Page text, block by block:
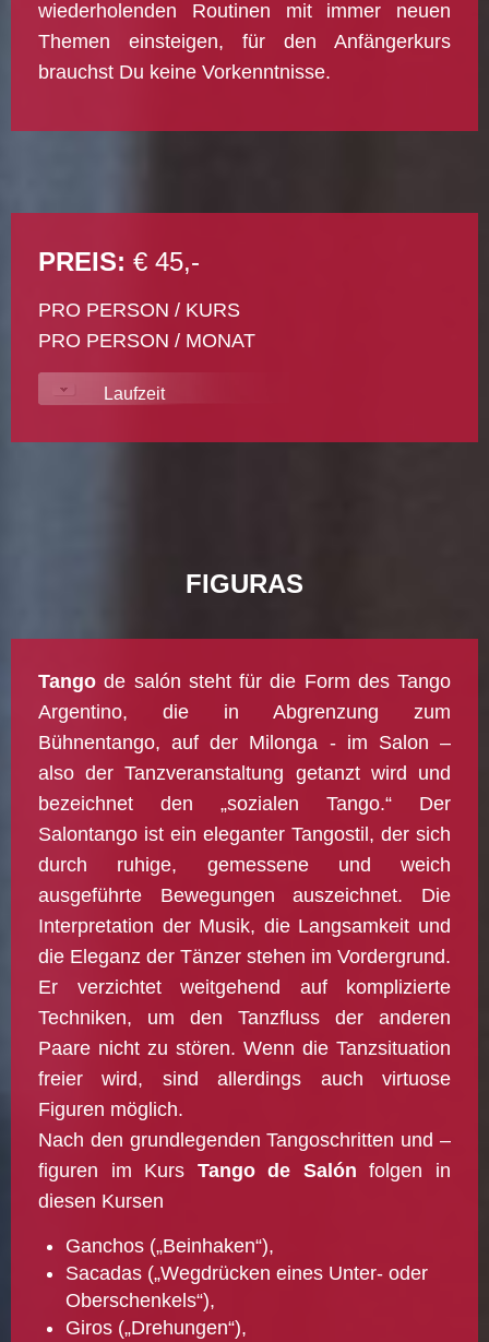
wiederholenden Routinen mit immer neuen
Themen einsteigen, für den Anfängerkurs
brauchst Du keine Vorkenntnisse.
PREIS: € 45,-
PRO PERSON / KURS
PRO PERSON / MONAT
Laufzeit
FIGURAS
Tango de salón steht für die Form des Tango
Argentino, die in Abgrenzung zum
Bühnentango, auf der Milonga - im Salon –
also der Tanzveranstaltung getanzt wird und
bezeichnet den „sozialen Tango.“ Der
Salontango ist ein eleganter Tangostil, der sich
durch ruhige, gemessene und weich
ausgeführte Bewegungen auszeichnet. Die
Interpretation der Musik, die Langsamkeit und
die Eleganz der Tänzer stehen im Vordergrund.
Er verzichtet weitgehend auf komplizierte
Techniken, um den Tanzfluss der anderen
Paare nicht zu stören. Wenn die Tanzsituation
freier wird, sind allerdings auch virtuose
Figuren möglich.
Nach den grundlegenden Tangoschritten und –
figuren im Kurs Tango de Salón folgen in
diesen Kursen
Ganchos („Beinhaken“),
Sacadas („Wegdrücken eines Unter- oder
Oberschenkels“),
Giros („Drehungen“),